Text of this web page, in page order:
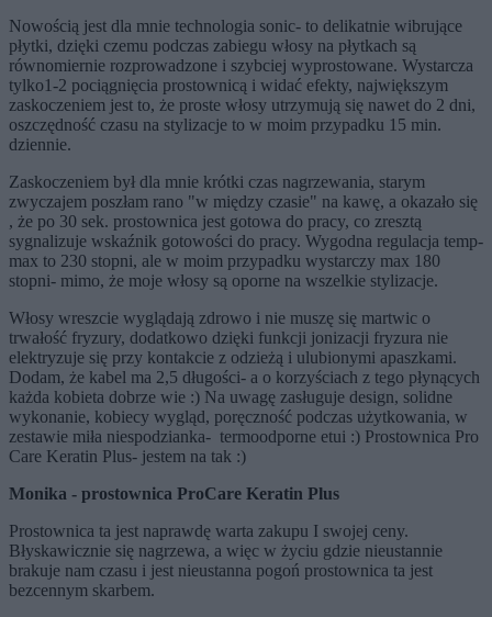
Nowością jest dla mnie technologia sonic- to delikatnie wibrujące
płytki, dzięki czemu podczas zabiegu włosy na płytkach są
równomiernie rozprowadzone i szybciej wyprostowane. Wystarcza
tylko1-2 pociągnięcia prostownicą i widać efekty, największym
zaskoczeniem jest to, że proste włosy utrzymują się nawet do 2 dni,
oszczędność czasu na stylizacje to w moim przypadku 15 min.
dziennie.
Zaskoczeniem był dla mnie krótki czas nagrzewania, starym
zwyczajem poszłam rano "w między czasie" na kawę, a okazało się
, że po 30 sek. prostownica jest gotowa do pracy, co zresztą
sygnalizuje wskaźnik gotowości do pracy. Wygodna regulacja temp-
max to 230 stopni, ale w moim przypadku wystarczy max 180
stopni- mimo, że moje włosy są oporne na wszelkie stylizacje.
Włosy wreszcie wyglądają zdrowo i nie muszę się martwic o
trwałość fryzury, dodatkowo dzięki funkcji jonizacji fryzura nie
elektryzuje się przy kontakcie z odzieżą i ulubionymi apaszkami.
Dodam, że kabel ma 2,5 długości- a o korzyściach z tego płynących
każda kobieta dobrze wie :) Na uwagę zasługuje design, solidne
wykonanie, kobiecy wygląd, poręczność podczas użytkowania, w
zestawie miła niespodzianka- termoodporne etui :) Prostownica Pro
Care Keratin Plus- jestem na tak :)
Monika - prostownica ProCare Keratin Plus
Prostownica ta jest naprawdę warta zakupu I swojej ceny.
Błyskawicznie się nagrzewa, a więc w życiu gdzie nieustannie
brakuje nam czasu i jest nieustanna pogoń prostownica ta jest
bezcennym skarbem.